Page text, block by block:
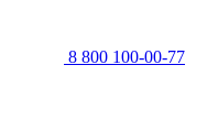
8 800 100-00-77